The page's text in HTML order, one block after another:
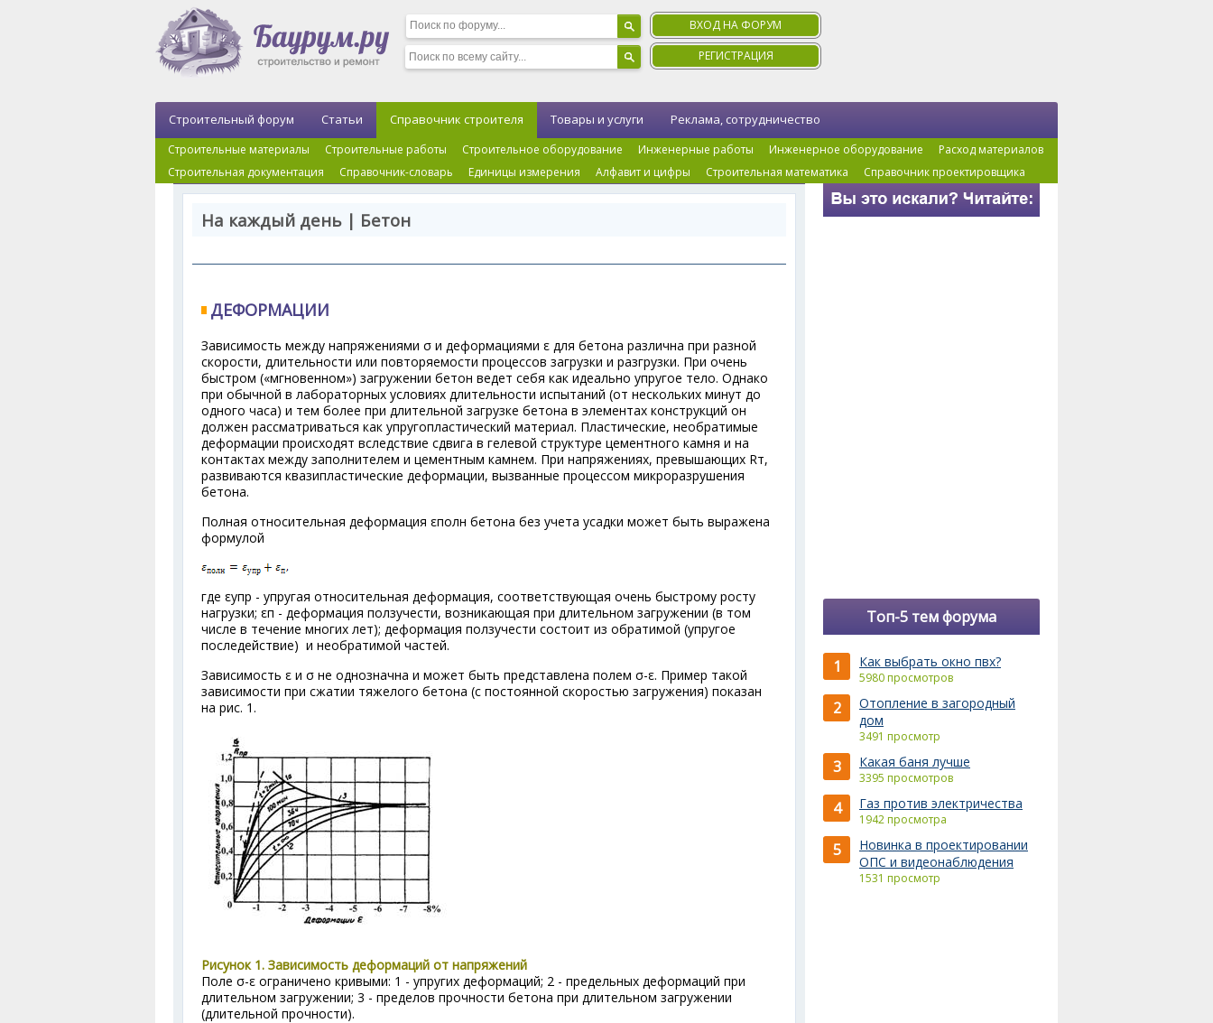
ВХОД НА ФОРУМ
РЕГИСТРАЦИЯ
Строительный форум Статьи Справочник строителя
Строительные материалы Строительные работы Строительное оборудование Инженерные работы Инженерное оборудование
Расход материалов
Строительная документация
Справочник-словарь Единицы измерения Алфавит и цифры Строительная математика Справочник проектировщика
Товары и услуги Реклама, сотрудничество
На каждый день | Бетон
ДЕФОРМАЦИИ
Зависимость между напряжениями σ и деформациями ε для бетона различна при разной
скорости, длительности или повторяемости процессов загрузки и разгрузки. При очень
быстром («мгновенном») загружении бетон ведет себя как идеально упругое тело. Однако
при обычной в лабораторных условиях длительности испытаний (от нескольких минут до
одного часа) и тем более при длительной загрузке бетона в элементах конструкций он
должен рассматриваться как упругопластический материал. Пластические, необратимые
деформации происходят вследствие сдвига в гелевой структуре цементного камня и на
контактах между заполнителем и цементным камнем. При напряжениях, превышающих Rт,
развиваются квазипластические деформации, вызванные процессом микроразрушения
бетона.
Полная относительная деформация εполн бетона без учета усадки может быть выражена
формулой
где εупр - упругая относительная деформация, соответствующая очень быстрому росту
нагрузки; εп - деформация ползучести, возникающая при длительном загружении (в том
числе в течение многих лет); деформация ползучести состоит из обратимой (упругое
последействие) и необратимой частей.
Зависимость ε и σ не однозначна и может быть представлена полем σ-ε. Пример такой
зависимости при сжатии тяжелого бетона (с постоянной скоростью загружения) показан
на рис. 1.
Рисунок 1. Зависимость деформаций от напряжений
Поле σ-ε ограничено кривыми: 1 - упругих деформаций; 2 - предельных деформаций при
длительном загружении; 3 - пределов прочности бетона при длительном загружении
(длительной прочности).
Топ-5 тем форума
1 Как выбрать окно пвх?
5980 просмотров
2
Отопление в загородный
дом
3491 просмотр
3 Какая баня лучше
3395 просмотров
4 Газ против электричества
1942 просмотра
5
Новинка в проектировании
ОПС и видеонаблюдения
1531 просмотр